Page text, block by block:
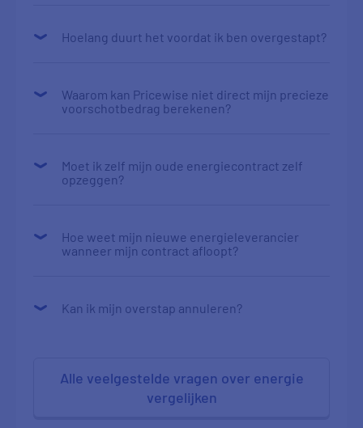
Hoelang duurt het voordat ik ben overgestapt?
Waarom kan Pricewise niet direct mijn precieze
voorschotbedrag berekenen?
Moet ik zelf mijn oude energiecontract zelf
opzeggen?
Hoe weet mijn nieuwe energieleverancier
wanneer mijn contract afloopt?
Kan ik mijn overstap annuleren?
Alle veelgestelde vragen over energie
vergelijken